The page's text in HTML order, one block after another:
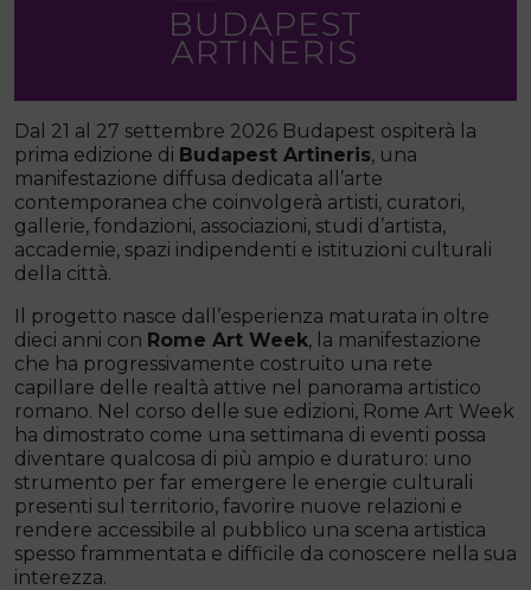
Dal 21 al 27 settembre 2026 Budapest ospiterà la
prima edizione di Budapest Artineris, una
manifestazione diffusa dedicata all’arte
contemporanea che coinvolgerà artisti, curatori,
gallerie, fondazioni, associazioni, studi d’artista,
accademie, spazi indipendenti e istituzioni culturali
della città.
Il progetto nasce dall’esperienza maturata in oltre
dieci anni con Rome Art Week, la manifestazione
che ha progressivamente costruito una rete
capillare delle realtà attive nel panorama artistico
romano. Nel corso delle sue edizioni, Rome Art Week
ha dimostrato come una settimana di eventi possa
diventare qualcosa di più ampio e duraturo: uno
strumento per far emergere le energie culturali
presenti sul territorio, favorire nuove relazioni e
rendere accessibile al pubblico una scena artistica
spesso frammentata e difficile da conoscere nella sua
interezza.